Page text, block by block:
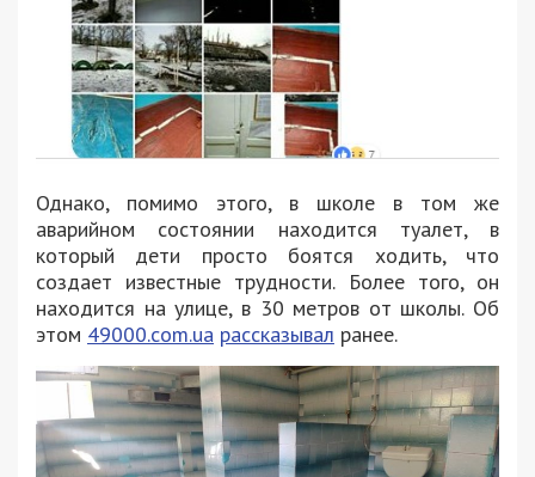
Однако, помимо этого, в школе в том же
аварийном состоянии находится туалет, в
который дети просто боятся ходить, что
создает известные трудности. Более того, он
находится на улице, в 30 метров от школы. Об
этом 49000.com.ua рассказывал ранее.